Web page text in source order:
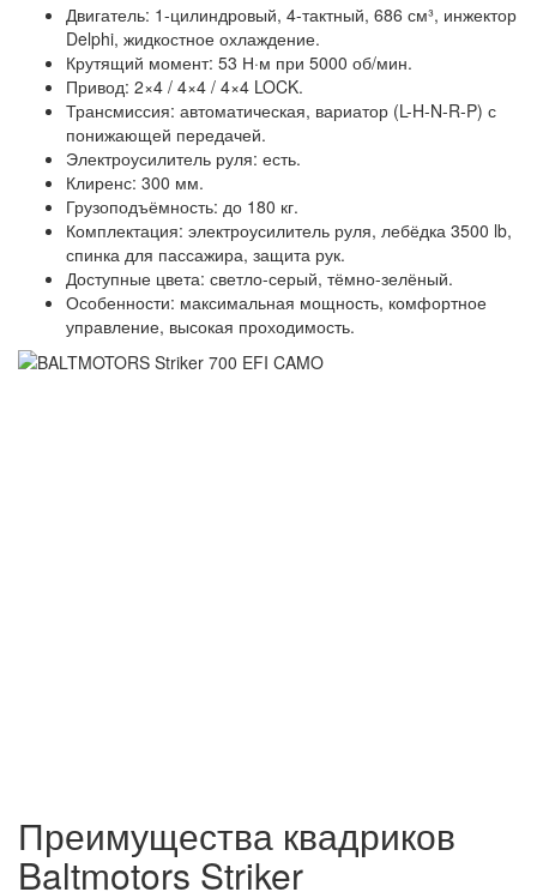
Двигатель: 1-цилиндровый, 4-тактный, 686 см³, инжектор
Delphi, жидкостное охлаждение.
Крутящий момент: 53 Н·м при 5000 об/мин.
Привод: 2×4 / 4×4 / 4×4 LOCK.
Трансмиссия: автоматическая, вариатор (L-H-N-R-P) с
понижающей передачей.
Электроусилитель руля: есть.
Клиренс: 300 мм.
Грузоподъёмность: до 180 кг.
Комплектация: электроусилитель руля, лебёдка 3500 lb,
спинка для пассажира, защита рук.
Доступные цвета: светло-серый, тёмно-зелёный.
Особенности: максимальная мощность, комфортное
управление, высокая проходимость.
Преимущества квадриков
Baltmotors Striker